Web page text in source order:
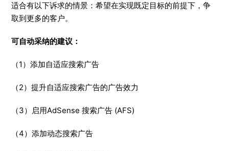
适合有以下诉求的情景：希望在实现既定目标的前提下，争
取到更多的客户。
可自动采纳的建议：
（1）添加自适应搜索广告
（2）提升自适应搜索广告的广告效力
（3）启用AdSense 搜索广告 (AFS)
（4）添加动态搜索广告